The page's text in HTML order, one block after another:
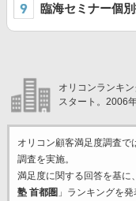
臨海セミナー個
オリコンランキ
スタート。2006
オリコン顧客満足度調査で
調査を実施。
満足度に関する回答を基に
塾 首都圏 」ランキングを発